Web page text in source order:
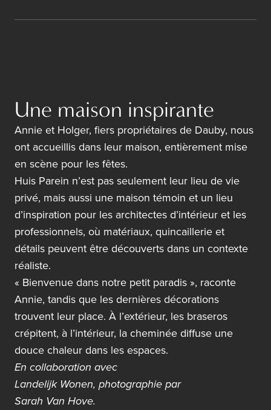
Une maison inspirante
Annie et Holger, fiers propriétaires de Dauby, nous
ont accueillis dans leur maison, entièrement mise
en scène pour les fêtes.
Huis Parein n’est pas seulement leur lieu de vie
privé, mais aussi une maison témoin et un lieu
d’inspiration pour les architectes d’intérieur et les
professionnels, où matériaux, quincaillerie et
détails peuvent être découverts dans un contexte
réaliste.
« Bienvenue dans notre petit paradis », raconte
Annie, tandis que les dernières décorations
trouvent leur place. À l’extérieur, les braseros
crépitent, à l’intérieur, la cheminée diffuse une
douce chaleur dans les espaces.
En collaboration avec
Landelijk Wonen, photographie par
Sarah Van Hove.